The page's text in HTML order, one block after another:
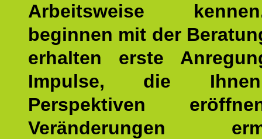
Arbeitsweise
beginnen mit der
erhalten erste
Impulse, die
Perspektiven
Veränderungen